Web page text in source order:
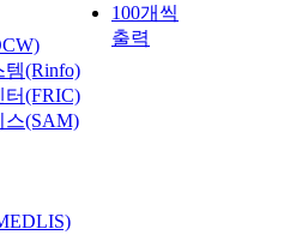
100개씩
출력
템(Rinfo)
터(FRIC)
스(SAM)